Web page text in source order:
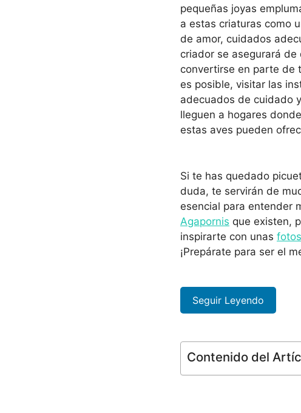
pequeñas joyas
a estas criaturas como
de amor, cuidados
criador se asegurará
convertirse en parte de
es posible, visitar las
adecuados de cuidado
lleguen a hogares
estas aves pueden
Si te has quedado
duda, te servirán de
esencial para entender
Agapornis que existen,
inspirarte con unas
¡Prepárate para ser el
Seguir Leyendo
Contenido del